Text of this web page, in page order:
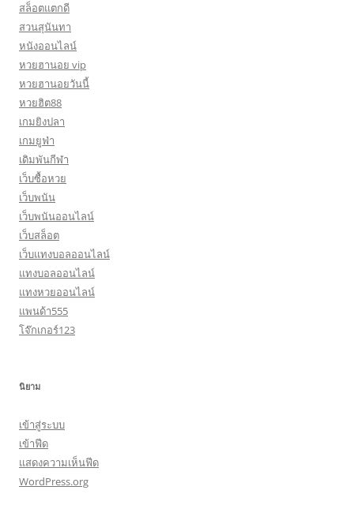
สล็อตแตกดี
สวนสุนันทา
หนังออนไลน์
หวยฮานอย vip
หวยฮานอยวันนี้
หวยฮิต88
เกมยิงปลา
เกมยูฟ่า
เดิมพันกีฬา
เว็บซื้อหวย
เว็บพนัน
เว็บพนันออนไลน์
เว็บสล็อต
เว็บแทงบอลออนไลน์
แทงบอลออนไลน์
แทงหวยออนไลน์
แพนด้า555
โจ๊กเกอร์123
นิยาม
เข้าสู่ระบบ
เข้าฟีด
แสดงความเห็นฟีด
WordPress.org